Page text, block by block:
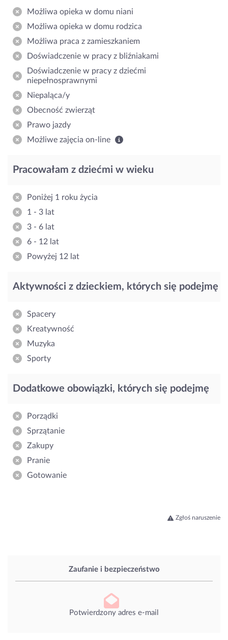
Zaufanie i bezpieczeństwo
Potwierdzony adres e-mail
Możliwa opieka w domu niani
Możliwa opieka w domu rodzica
Możliwa praca z zamieszkaniem
Doświadczenie w pracy z bliźniakami
Doświadczenie w pracy z dziećmi
niepełnosprawnymi
Niepaląca/y
Obecność zwierząt
Prawo jazdy
Możliwe zajęcia on-line
Pracowałam z dziećmi w wieku
Poniżej 1 roku życia
1 - 3 lat
3 - 6 lat
6 - 12 lat
Powyżej 12 lat
Aktywności z dzieckiem, których się podejmę
Spacery
Kreatywność
Muzyka
Sporty
Dodatkowe obowiązki, których się podejmę
Porządki
Sprzątanie
Zakupy
Pranie
Gotowanie
Zgłoś naruszenie